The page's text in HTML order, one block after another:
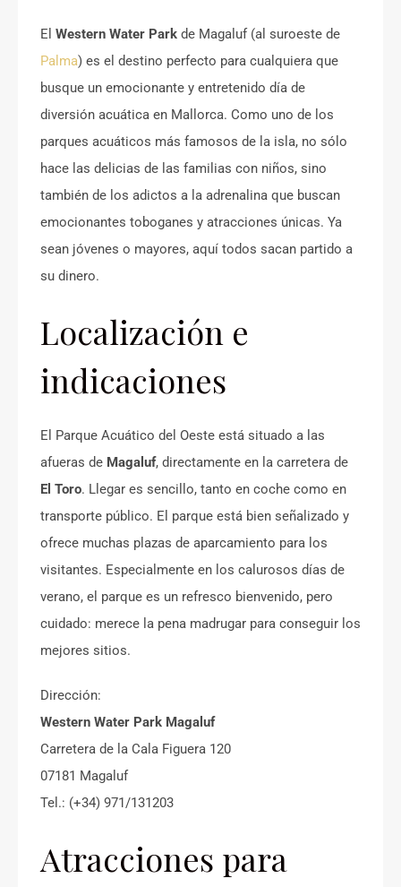
El Western Water Park de Magaluf (al suroeste de
Palma) es el destino perfecto para cualquiera que
busque un emocionante y entretenido día de
diversión acuática en Mallorca. Como uno de los
parques acuáticos más famosos de la isla, no sólo
hace las delicias de las familias con niños, sino
también de los adictos a la adrenalina que buscan
emocionantes toboganes y atracciones únicas. Ya
sean jóvenes o mayores, aquí todos sacan partido a
su dinero.
Localización e
indicaciones
El Parque Acuático del Oeste está situado a las
afueras de Magaluf, directamente en la carretera de
El Toro. Llegar es sencillo, tanto en coche como en
transporte público. El parque está bien señalizado y
ofrece muchas plazas de aparcamiento para los
visitantes. Especialmente en los calurosos días de
verano, el parque es un refresco bienvenido, pero
cuidado: merece la pena madrugar para conseguir los
mejores sitios.
Dirección:
Western Water Park Magaluf
Carretera de la Cala Figuera 120
07181 Magaluf
Tel.: (+34) 971/131203
Atracciones para